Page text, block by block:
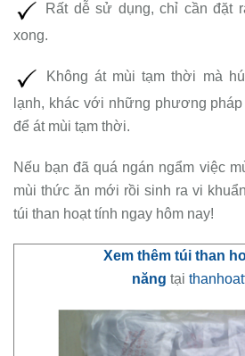
Rất dễ sử dụng, chỉ cần đặt
xong.
Không át mùi tạm thời mà
lạnh, khác với những phương
để át mùi tạm thời.
Nếu bạn đã quá ngán ngẩm việc
mùi thức ăn mới rồi sinh ra vi
túi than hoạt tính ngay hôm nay!
Xem thêm túi than
năng tại